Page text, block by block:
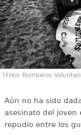
(Foto: Bomberos
Aún no ha sido
asesinato del joven
repudio entre los